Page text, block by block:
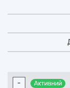
- Активний